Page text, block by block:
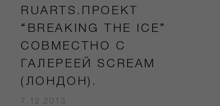
RUARTS.ПРОЕКТ
“BREAKING THE ICE”
СОВМЕСТНО С
ГАЛЕРЕЕЙ SCREAM
(ЛОНДОН).
7.12.2013